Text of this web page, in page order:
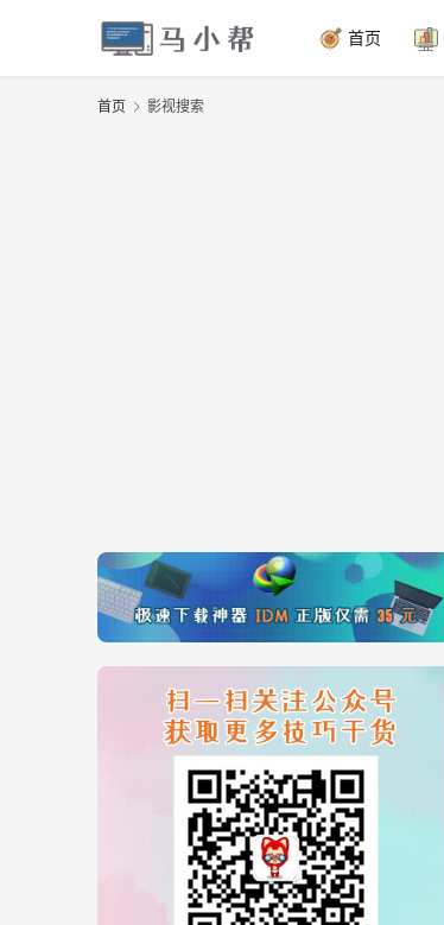
首页
首页 影视搜索